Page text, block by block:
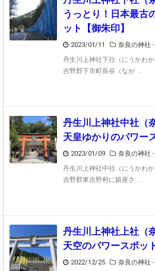
うっとり！日本最古
ット【御朱印】
2023/01/11
奈良の神社
丹生川上神社下社（にうかわ
吉野郡下市町長谷（なが ...
丹生川上神社中社
天皇ゆかりのパワー
2023/01/09
奈良の神社
丹生川上神社中社（にうかわ
吉野郡東吉野村に鎮座さ ...
丹生川上神社上社
天空のパワースポッ
2022/12/25
奈良の神社